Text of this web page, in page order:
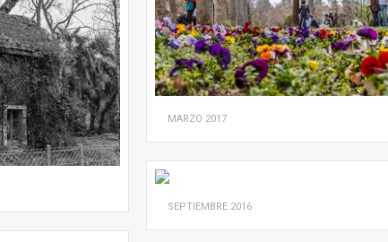
MARZO 2017
SEPTIEMBRE 2016